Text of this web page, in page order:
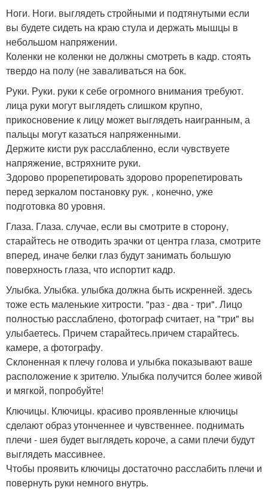
Ноги. Ноги. выглядеть стройными и подтянутыми если
вы будете сидеть на краю стула и держать мышцы в
небольшом напряжении.
Коленки не коленки не должны смотреть в кадр. стоять
твердо на полу (не заваливаться на бок.
Руки. Руки. руки к себе огромного внимания требуют.
лица руки могут выглядеть слишком крупно,
прикосновение к лицу может выглядеть наигранным, а
пальцы могут казаться напряженными.
Держите кисти рук расслабленно, если чувствуете
напряжение, встряхните руки.
Здорово прорепетировать здорово прорепетировать
перед зеркалом постановку рук. , конечно, уже
подготовка 80 уровня.
Глаза. Глаза. случае, если вы смотрите в сторону,
старайтесь не отводить зрачки от центра глаза, смотрите
вперед, иначе белки глаз будут занимать большую
поверхность глаза, что испортит кадр.
Улыбка. Улыбка. улыбка должна быть искренней. здесь
тоже есть маленькие хитрости. "раз - два - три". Лицо
полностью расслаблено, фотограф считает, на "три" вы
улыбаетесь. Причем старайтесь.причем старайтесь.
камере, а фотографу.
Склоненная к плечу голова и улыбка показывают ваше
расположение к зрителю. Улыбка получится более живой
и мягкой, попробуйте!
Ключицы. Ключицы. красиво проявленные ключицы
сделают образ утонченнее и чувственнее. поднимать
плечи - шея будет выглядеть короче, а сами плечи будут
выглядеть массивнее.
Чтобы проявить ключицы достаточно расслабить плечи и
повернуть руки немного внутрь.